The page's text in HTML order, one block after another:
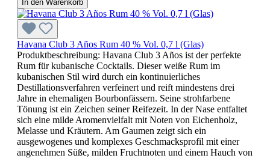
In den Warenkorb
Havana Club 3 Años Rum 40 % Vol. 0,7 l (Glas)
Produktbeschreibung: Havana Club 3 Años ist der perfekte
Rum für kubanische Cocktails. Dieser weiße Rum im
kubanischen Stil wird durch ein kontinuierliches
Destillationsverfahren verfeinert und reift mindestens drei
Jahre in ehemaligen Bourbonfässern. Seine strohfarbene
Tönung ist ein Zeichen seiner Reifezeit. In der Nase entfaltet
sich eine milde Aromenvielfalt mit Noten von Eichenholz,
Melasse und Kräutern. Am Gaumen zeigt sich ein
ausgewogenes und komplexes Geschmacksprofil mit einer
angenehmen Süße, milden Fruchtnoten und einem Hauch von